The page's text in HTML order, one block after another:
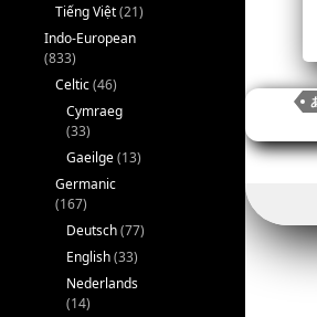
Tiếng Việt(21)
Indo-European
(833)
Celtic(46)
Cymraeg
(33)
Gaeilge(13)
Germanic
(167)
Deutsch(77)
English(33)
Nederlands
(14)